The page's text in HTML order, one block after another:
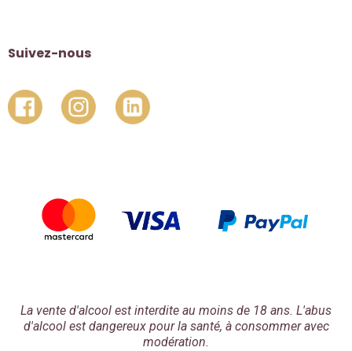
Suivez-nous
La vente d'alcool est interdite au moins de 18 ans. L'abus
d'alcool est dangereux pour la santé, à consommer avec
modération.